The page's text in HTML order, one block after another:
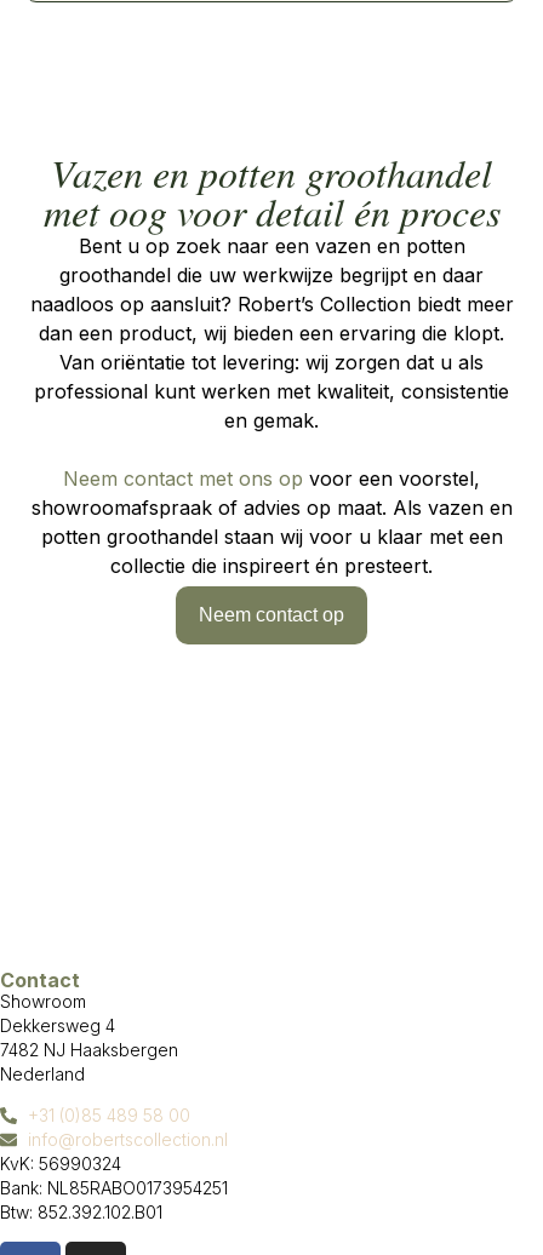
Vazen en potten groothandel
met oog voor detail én proces
Bent u op zoek naar een vazen en potten
groothandel die uw werkwijze begrijpt en daar
naadloos op aansluit? Robert’s Collection biedt meer
dan een product, wij bieden een ervaring die klopt.
Van oriëntatie tot levering: wij zorgen dat u als
professional kunt werken met kwaliteit, consistentie
en gemak.
Neem contact met ons op voor een voorstel,
showroomafspraak of advies op maat. Als vazen en
potten groothandel staan wij voor u klaar met een
collectie die inspireert én presteert.
Neem contact op
Contact
Showroom
Dekkersweg 4
7482 NJ Haaksbergen
Nederland
+31 (0)85 489 58 00
info@robertscollection.nl
KvK: 56990324
Bank: NL85RABO0173954251
Btw: 852.392.102.B01